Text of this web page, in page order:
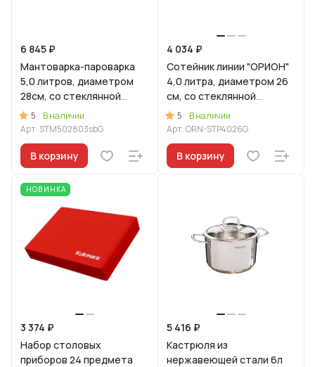
6 845 ₽
Мантоварка-пароварка
5,0 литров, диаметром
28см, со стеклянной
крышкой
5
В наличии
Арт. STM502803sbG
В корзину
4 034 ₽
Сотейник линии "ОРИОН"
4,0 литра, диаметром 26
см, со стеклянной
крышкой
5
В наличии
Арт.ORN-STP4026G
В корзину
НОВИНКА
3 374 ₽
Набор столовых
приборов 24 предмета
5 416 ₽
Кастрюля из
нержавеющей стали 6л